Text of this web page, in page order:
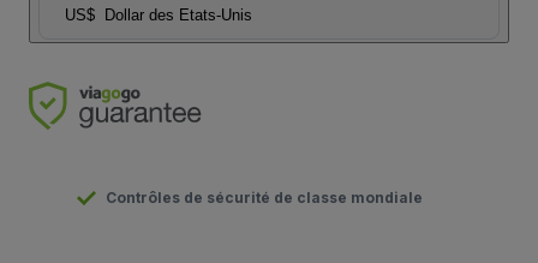
US$ Dollar des Etats-Unis
Contrôles de sécurité de classe mondiale